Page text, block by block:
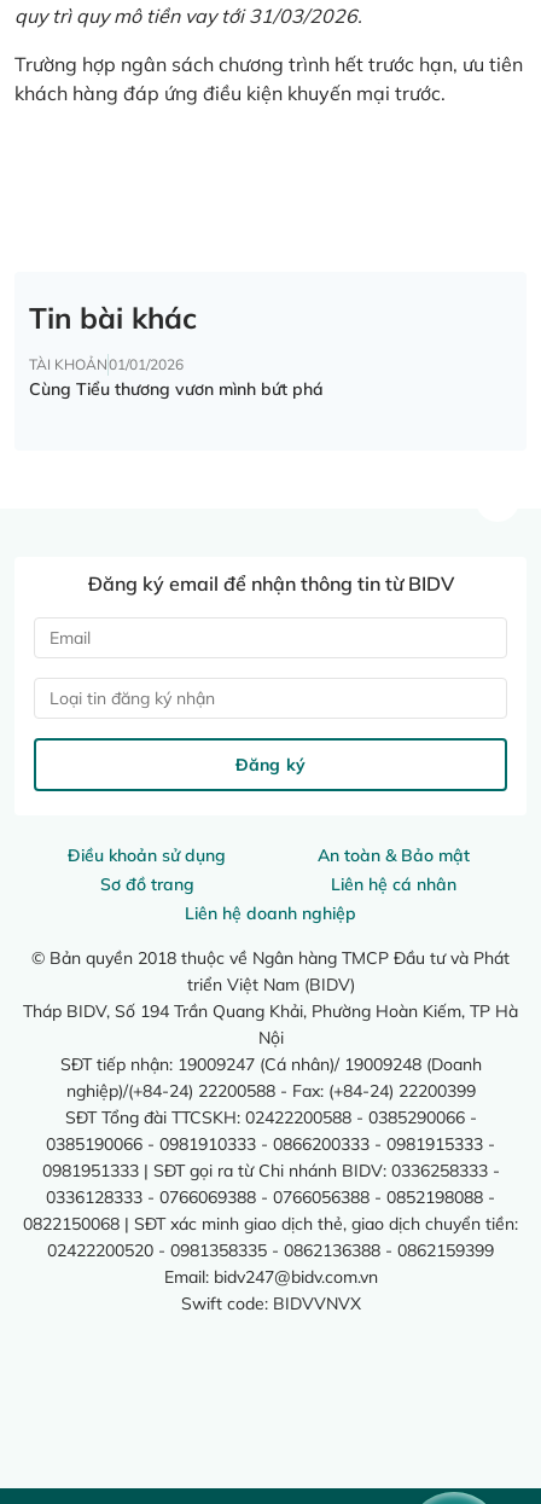
quy trì quy mô tiền vay tới 31/03/2026.
Trường hợp ngân sách chương trình hết trước hạn, ưu tiên
khách hàng đáp ứng điều kiện khuyến mại trước.
Tin bài khác
TÀI KHOẢN01/01/2026
Cùng Tiểu thương vươn mình bứt phá
Điều khoản sử dụng
An toàn & Bảo mật
Sơ đồ trang
Liên hệ cá nhân
Liên hệ doanh nghiệp
© Bản quyền 2018 thuộc về Ngân hàng TMCP Đầu tư và Phát
triển Việt Nam (BIDV)
Tháp BIDV, Số 194 Trần Quang Khải, Phường Hoàn Kiếm, TP Hà
Nội
SĐT tiếp nhận: 19009247 (Cá nhân)/ 19009248 (Doanh
nghiệp)/(+84-24) 22200588 - Fax: (+84-24) 22200399
SĐT Tổng đài TTCSKH: 02422200588 - 0385290066 -
0385190066 - 0981910333 - 0866200333 - 0981915333 -
0981951333 | SĐT gọi ra từ Chi nhánh BIDV: 0336258333 -
0336128333 - 0766069388 - 0766056388 - 0852198088 -
0822150068 | SĐT xác minh giao dịch thẻ, giao dịch chuyển tiền:
02422200520 - 0981358335 - 0862136388 - 0862159399
Email: bidv247@bidv.com.vn
Swift code: BIDVVNVX
Đăng ký email để nhận thông tin từ BIDV
Loại tin đăng ký nhận
Đăng ký